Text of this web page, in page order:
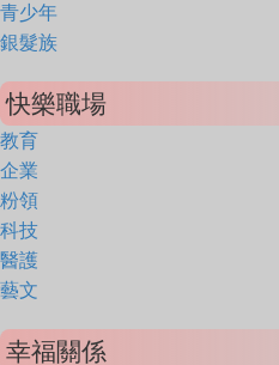
青少年
銀髮族
快樂職場
教育
企業
粉領
科技
醫護
藝文
幸福關係